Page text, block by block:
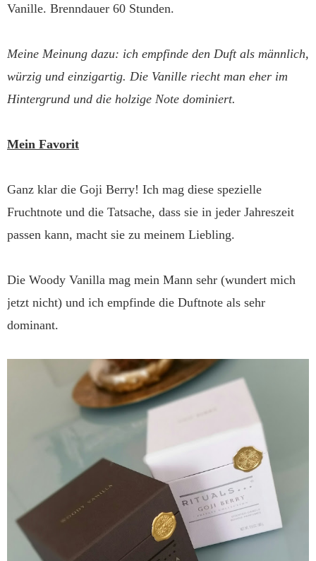
Vanille. Brenndauer 60 Stunden.
Meine Meinung dazu: ich empfinde den Duft als männlich,
würzig und einzigartig. Die Vanille riecht man eher im
Hintergrund und die holzige Note dominiert.
Mein Favorit
Ganz klar die Goji Berry! Ich mag diese spezielle
Fruchtnote und die Tatsache, dass sie in jeder Jahreszeit
passen kann, macht sie zu meinem Liebling.
Die Woody Vanilla mag mein Mann sehr (wundert mich
jetzt nicht) und ich empfinde die Duftnote als sehr
dominant.